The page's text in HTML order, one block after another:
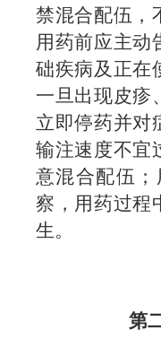
禁混合配伍，
用药前应主动
础疾病及正在
一旦出现皮疹
立即停药并对
输注速度不宜
意混合配伍
察， 用药过程
生。
第